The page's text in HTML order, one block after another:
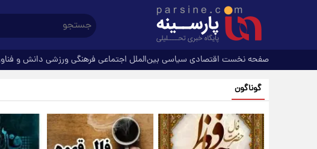
صفحه نخست اقتصادی سیاسی بین‌الملل اجتماعی فرهنگیورزشی دانش و
گوناگون